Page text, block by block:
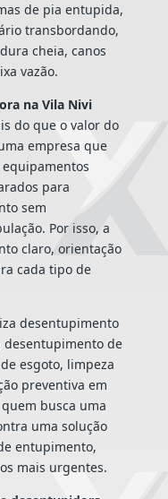
de pia entupida,
transbordando,
cheia, canos
vazão.
na Vila Nivi
do que o valor do
empresa que
para
sem
Por isso, a
claro, orientação
cada tipo de
desentupimento
de
esgoto, limpeza
preventiva em
busca uma
uma solução
entupimento,
mais urgentes.